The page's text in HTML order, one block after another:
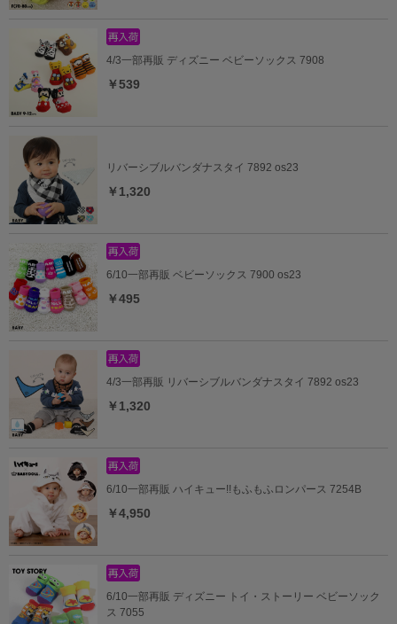
4/3一部再販 ディズニー ベビーソックス 7908
￥539
リバーシブルバンダナスタイ 7892 os23
￥1,320
6/10一部再販 ベビーソックス 7900 os23
￥495
4/3一部再販 リバーシブルバンダナスタイ 7892 os23
￥1,320
6/10一部再販 ハイキュー!!もふもふロンパース 7254B
￥4,950
6/10一部再販 ディズニー トイ・ストーリー ベビーソック
ス 7055